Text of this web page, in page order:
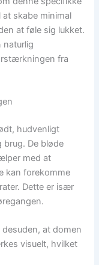
at skabe minimal
at føle sig lukket.
naturlig
fra
hudvenligt
brug. De bløde
med at
kan forekomme
Dette er især
at domen
visuelt, hvilket